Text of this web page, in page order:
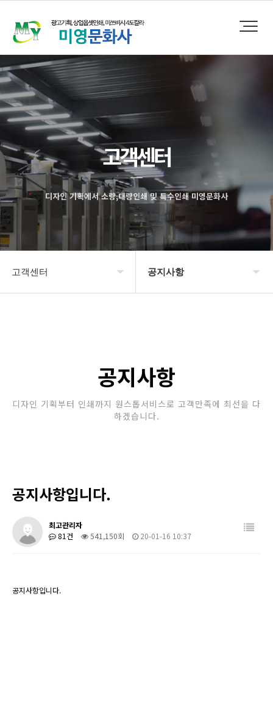
고객센터
디자인 기획에서 소량,대량인쇄 및 특수인쇄 미영문화사
고객센터 공지사항
공지사항
디자인 기획부터 인쇄까지 원스톱서비스로 고객만족에 최선을 다
하겠습니다.
공지사항입니다.
최고관리자
81건
541,150회 20-01-16 10:37
공지사항입니다.